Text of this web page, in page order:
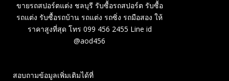
ขายรถสปอร์ตแต่ง ชลบุรี รับซื้อรถสปอร์ต รับซื้อ
รถแต่ง รับซื้อรถบ้าน รถแต่ง รถซิ่ง รถมือสอง ให้
ราคาสูงที่สุด โทร 099 456 2455 Line id
@aod456
สอบถามข้อมูลเพิ่มเติมได้ที่